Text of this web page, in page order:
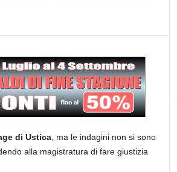
di Ustica, ma le indagini non si sono
alla magistratura di fare giustizia